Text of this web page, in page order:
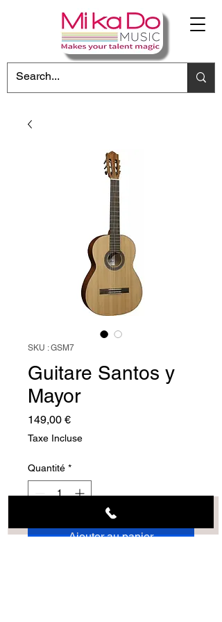
SKU : GSM7
Guitare Santos y
Mayor
149,00 €Prix
Taxe Incluse
Quantité *
Ajouter au panier